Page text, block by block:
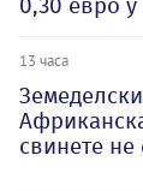
13 часа
свинете не